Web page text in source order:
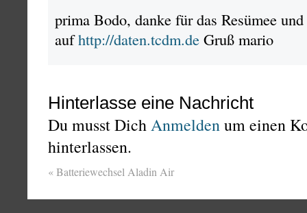
prima Bodo, danke für das Resümee
aufhttp://daten.tcdm.de Gruß mario
Hinterlasse eine Nachricht
Du musst DichAnmeldenum einen
hinterlassen.
«Batteriewechsel Aladin Air